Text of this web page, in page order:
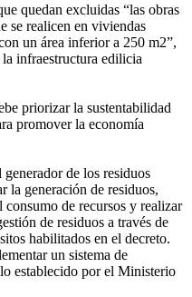
quedan excluidas “las obras
se realicen en viviendas
un área inferior a 250 m2”,
infraestructura edilicia
priorizar la sustentabilidad
promover la economía
de los residuos
la generación de residuos,
de recursos y realizar
de residuos a través de
habilitados en el decreto.
un sistema de
establecido por el Ministerio